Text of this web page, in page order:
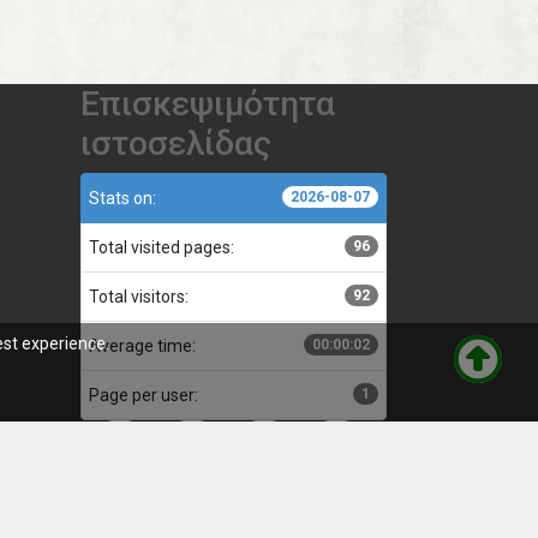
Επισκεψιμότητα
ιστοσελίδας
Stats on: 2026-08-07
Total visited pages: 96
Total visitors: 92
Average time: 00:00:02
Page per user: 1
experience.